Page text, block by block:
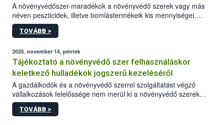
A növényvédőszer-maradékok a növényvédő szerek vagy más
néven peszticidek, illetve bomlástermékeik kis mennyiségei,
melyek a terményekben vagy azok felületén a betakarítást,
szüretelést, illetve tárolást követően is megmaradhatnak. Az
mennyiségének esetenként a kezelt terményeken is jelen kell
lennie. Nem minden élelmiszer tartalmaz szermaradékot.
Azokban az élelmiszerekben is, melyekben kimutathatóak,
általában csak nagyon kis mennyiségben vannak jelen, így nem
jelenthetnek kockázatot a fogyasztó egészségére nézve.
TOVÁBB >
2025. november 14, péntek
Tájékoztató a növényvédő szer felhasználáskor
keletkező hulladékok jogszerű kezeléséről
A gazdálkodók és a növényvédő szerrel szolgáltatást végző
vállalkozások felelőssége nem merül ki a növényvédő szerek
okszerű, szakszerű és biztonságos kijuttatásában. Minden
esetben számolni kell a keletkező hulladékokkal is, melyek
TOVÁBB >